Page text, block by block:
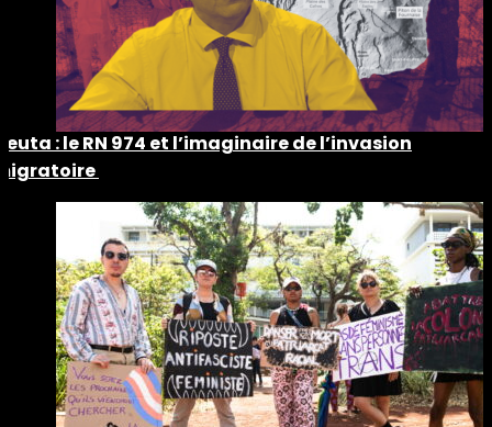
: le RN 974 et l’imaginaire de l’invasion